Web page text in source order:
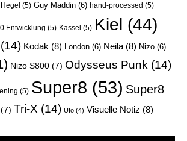
(5) Guy Maddin (6) hand-processed (5)
Entwicklung (5) Kassel (5) Kiel (44)
(14) Kodak (8) London (6) Neila (8) Nizo (6)
Nizo S800 (7) Odysseus Punk (14)
(5) Super8 (53) Super8
(7) Tri-X (14) Ufo (4) Visuelle Notiz (8)